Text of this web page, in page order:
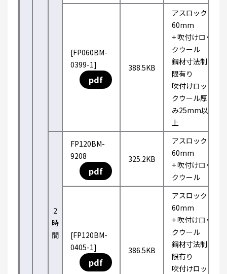
[FP060BM-
0399-1]
pdf
388.5KB
アスロック
60mm
+ 吹付けロッ
クウール
鋼材寸法制
限有り
吹付けロッ
クウール厚
み25mm以
上
2
時
間
FP120BM-
9208
pdf
325.2KB
アスロック
60mm
+ 吹付けロッ
クウール
[FP120BM-
0405-1]
pdf
386.5KB
アスロック
60mm
+ 吹付けロッ
クウール
鋼材寸法制
限有り
吹付けロッ